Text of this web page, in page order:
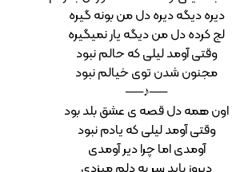
دیره دیگه دیره دل من بونه گیره
لج کرده دل من دیگه یار نمیگیره
وقتی آومد لیلی که حالم نبود
مجنون شدن توی خیالم نبود
──♪──
اون همه دل قصه ی عشق بلد بود
وقتی آومد لیلی که یادم نبود
آومدی اما چرا دیر آومدی